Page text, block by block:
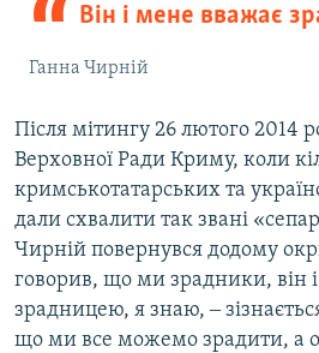
Він і мене вважає
Ганна Чирній
Після мітингу 26 лютого 2014
Верховної Ради Криму, коли
кримськотатарських та
дали схвалити так звані
Чирній повернувся додому
говорив, що ми зрадники, він
зрадницею, я знаю, ‒
що ми все можемо зрадити, а